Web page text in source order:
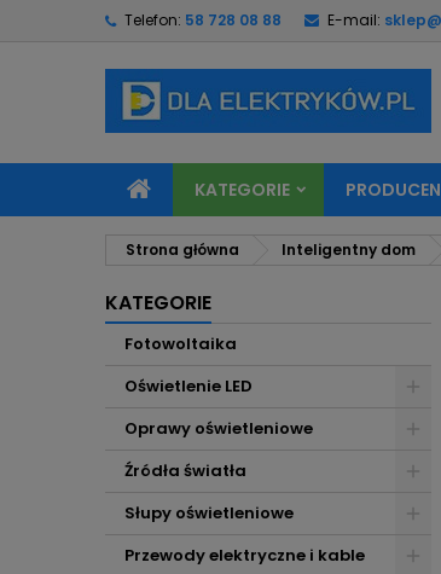
Telefon: 58 728 08 88 E-mail:
KATEGORIE
Strona główna Inteligentny dom
KATEGORIE
Fotowoltaika
Oświetlenie LED
Oprawy oświetleniowe
Źródła światła
Słupy oświetleniowe
Przewody elektryczne i kable